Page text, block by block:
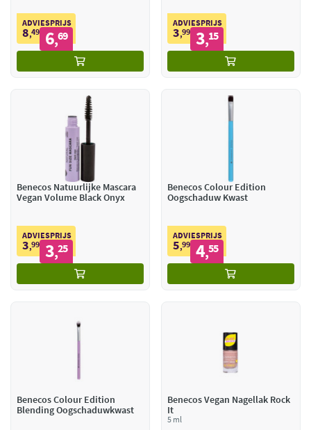
ADVIESPRIJS
8,49 6,69
ADVIESPRIJS
3,99 3,15
Benecos Natuurlijke Mascara
Vegan Volume Black Onyx
ADVIESPRIJS
3,99 3,25
Benecos Colour Edition
Oogschaduw Kwast
ADVIESPRIJS
5,99 4,55
Benecos Colour Edition
Blending Oogschaduwkwast
Benecos Vegan Nagellak Rock
It
5 ml